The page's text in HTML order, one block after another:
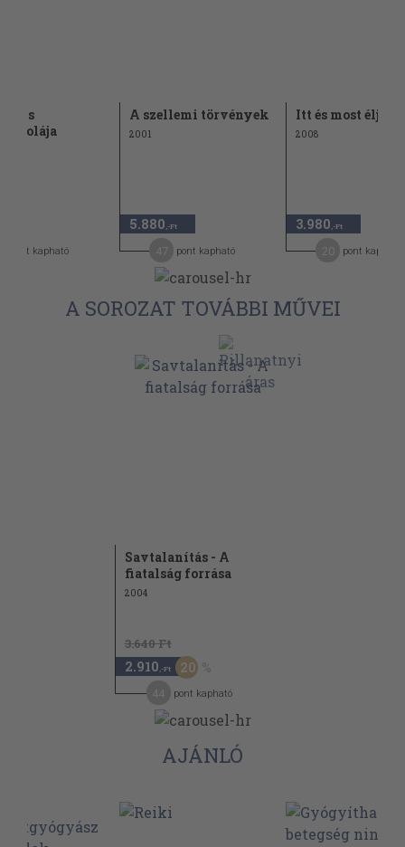
pont kapható
A szellemi törvények
2001
5.880 ,-Ft
pont kapható
Itt és most élj!
2008
3.980 ,-Ft
pont kapható
A SOROZAT TOVÁBBI MŰVEI
Savtalanítás - A
fiatalság forrása
2004
3.640 Ft
2.910 ,-Ft 20
pont kapható
AJÁNLÓ